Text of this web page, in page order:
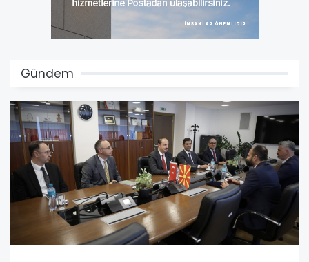
Gündem